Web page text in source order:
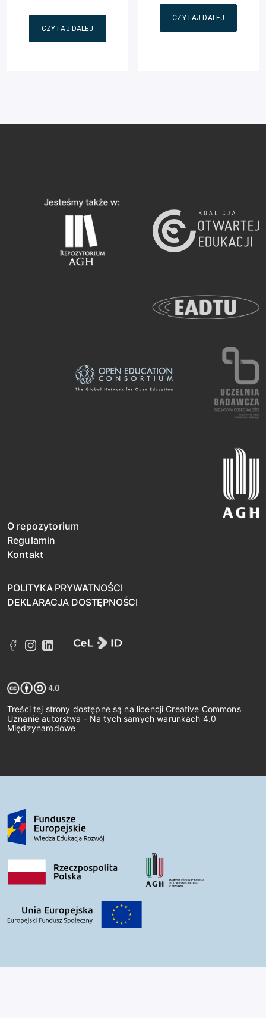
CZYTAJ DALEJ
CZYTAJ DALEJ
O repozytorium
Regulamin
Kontakt
POLITYKA PRYWATNOŚCI
DEKLARACJA DOSTĘPNOŚCI
Treści tej strony dostępne są na licencji Creative Commons
Uznanie autorstwa - Na tych samych warunkach 4.0
Międzynarodowe